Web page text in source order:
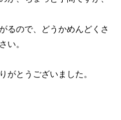
るので、どうかめんどくさ
い。
がとうございました。